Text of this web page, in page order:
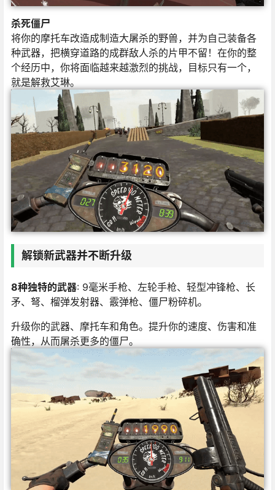
杀死僵尸
将你的摩托车改造成制造大屠杀的野兽，并为自己装备各
种武器，把横穿道路的成群敌人杀的片甲不留！在你的整
个经历中，你将面临越来越激烈的挑战，目标只有一个，
就是解救艾琳。
解锁新武器并不断升级
8种独特的武器: 9毫米手枪、左轮手枪、轻型冲锋枪、长
矛、弩、榴弹发射器、霰弹枪、僵尸粉碎机。
升级你的武器、摩托车和角色。提升你的速度、伤害和准
确性，从而屠杀更多的僵尸。